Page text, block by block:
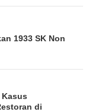
1933 SK Non
di